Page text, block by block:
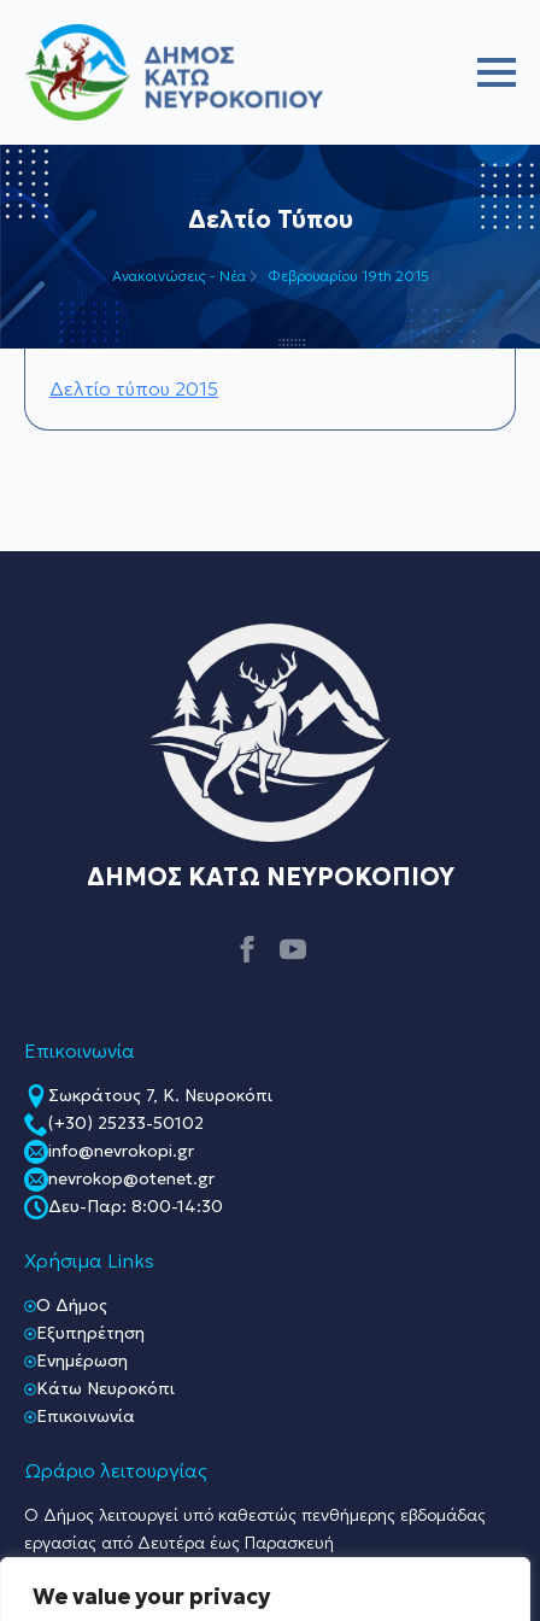
We value your privacy
Δελτίο Τύπου
Ανακοινώσεις - Νέα Φεβρουαρίου 19th 2015
Δελτίο τύπου 2015
ΔΗΜΟΣ ΚΑΤΩ ΝΕΥΡΟΚΟΠΙΟΥ
Επικοινωνία
Σωκράτους 7, Κ. Νευροκόπι
(+30) 25233-50102
info@nevrokopi.gr
nevrokop@otenet.gr
Δευ-Παρ: 8:00-14:30
Χρήσιμα Links
O Δήμος
Εξυπηρέτηση
Ενημέρωση
Κάτω Νευροκόπι
Επικοινωνία
Ωράριο λειτουργίας
Ο Δήμος λειτουργεί υπό καθεστώς πενθήμερης εβδομάδας
εργασίας από Δευτέρα έως Παρασκευή
Γραφείο Πρωτοκόλλου & Γραφεία Υποδοχής Πολιτών: